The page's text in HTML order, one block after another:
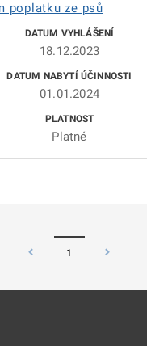
poplatku ze psů
18.12.2023
01.01.2024
Platné
1